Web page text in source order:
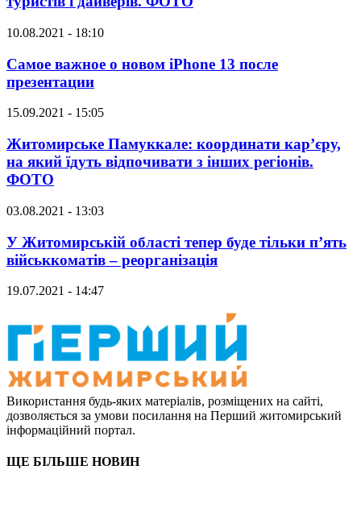
10.08.2021 - 18:10
Самое важное о новом iPhone 13 после
презентации
15.09.2021 - 15:05
Житомирське Памуккале: координати кар’єру,
на який їдуть відпочивати з інших регіонів.
ФОТО
03.08.2021 - 13:03
У Житомирській області тепер буде тільки п’ять
військкоматів – реорганізація
19.07.2021 - 14:47
Використання будь-яких матеріалів, розміщених на сайті,
дозволяється за умови посилання на Перший житомирський
інформаційний портал.
ЩЕ БІЛЬШЕ НОВИН